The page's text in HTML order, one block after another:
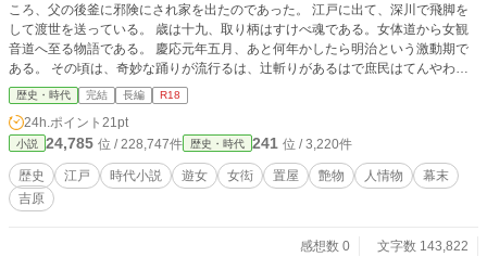
ころ、父の後釜に邪険にされ家を出たのであった。 江戸に出て、深川で飛脚を
して渡世を送っている。 歳は十九、取り柄はすけべ魂である。女体道から女観
音道へ至る物語である。 慶応元年五月、あと何年かしたら明治という激動期で
ある。 その頃は、奇妙な踊りが流行るは、辻斬りがあるはで庶民はてんやわん
や。 これは、次に来る、新しい世を感じていたのではないのか。 日本の性文化
が、最も乱れ咲きしていたと思われるころの話。 このてる吉は、飛脚であちこ
ち街中をまわって、女を見ては喜んでいる。 生来の女好きではあるが、遊び狂
っているうちに、ある思いに至ったのである。 女は観音様なのに、救われてい
ない女衆が多すぎるのではないのか。 遊女たちの流した涙、流せなかった涙、
声に出せない叫びを知った。 これは、なんとかならないものか。何か、出来な
いかと。 ……（オラが、遊女屋をやればええでねえか） てる吉は、そう思った
なり、借金の過多、子連れなど、なんちゃない。 いつまでも、居てくれてい
歴史・時代 完結 長編 R18
24h.ポイント 21pt
小説 24,785 位 / 228,747件 歴史・時代 241 位 / 3,220件
歴史 江戸 時代小説 遊女 女衒 置屋 艶物 人情物
幕末
吉原
感想数 0 文字数 143,822